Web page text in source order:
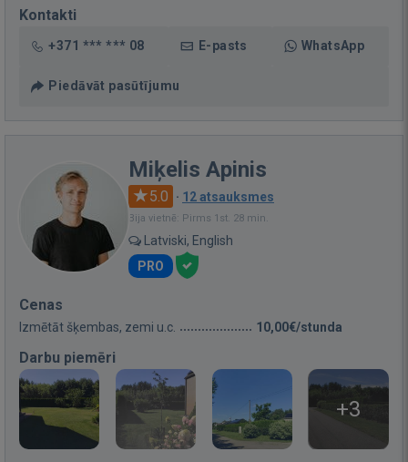
Kontakti
+371 *** *** 08 E-pasts WhatsApp
Piedāvāt pasūtījumu
Miķelis Apinis
5.0 · 12 atsauksmes
Bija vietnē: Pirms 1st. 28 min.
Latviski, English
PRO
Cenas
Izmētāt šķembas, zemi u.c. 10,00€/stunda
Darbu piemēri
+3